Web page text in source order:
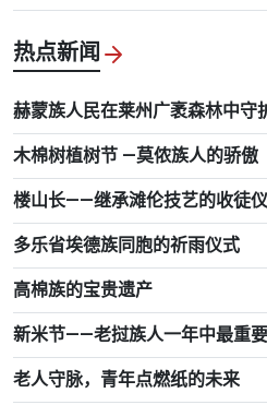
热点新闻
赫蒙族人民在莱州广袤森林中守
木棉树植树节 —莫侬族人的骄傲
楼山长——继承滩伦技艺的收徒
多乐省埃德族同胞的祈雨仪式
高棉族的宝贵遗产
新米节——老挝族人一年中最重
老人守脉，青年点燃纸的未来